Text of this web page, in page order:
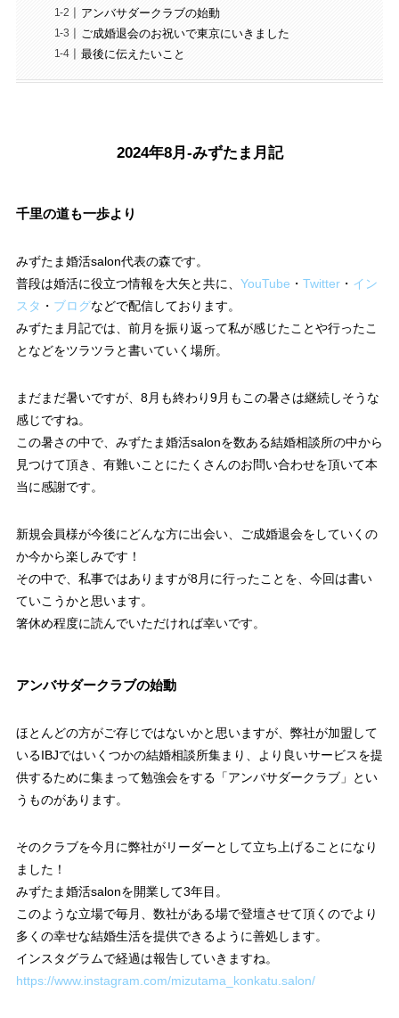
アンバサダークラブの始動
ご成婚退会のお祝いで東京にいきました
最後に伝えたいこと
2024年8月-みずたま月記
千里の道も一歩より
みずたま婚活salon代表の森です。
普段は婚活に役立つ情報を大矢と共に、 YouTube ・ Twitter・ イン
スタ ・ ブログなどで配信しております。
みずたま月記では、前月を振り返って私が感じたことや行ったこ
となどをツラツラと書いていく場所。
まだまだ暑いですが、8月も終わり9月もこの暑さは継続しそうな
感じですね。
この暑さの中で、みずたま婚活salonを数ある結婚相談所の中から
見つけて頂き、有難いことにたくさんのお問い合わせを頂いて本
当に感謝です。
新規会員様が今後にどんな方に出会い、ご成婚退会をしていくの
か今から楽しみです！
その中で、私事ではありますが8月に行ったことを、今回は書い
ていこうかと思います。
箸休め程度に読んでいただければ幸いです。
アンバサダークラブの始動
ほとんどの方がご存じではないかと思いますが、弊社が加盟して
いるIBJではいくつかの結婚相談所集まり、より良いサービスを提
供するために集まって勉強会をする「アンバサダークラブ」とい
うものがあります。
そのクラブを今月に弊社がリーダーとして立ち上げることになり
ました！
みずたま婚活salonを開業して3年目。
このような立場で毎月、数社がある場で登壇させて頂くのでより
多くの幸せな結婚生活を提供できるように善処します。
インスタグラムで経過は報告していきますね。
https://www.instagram.com/mizutama_konkatu.salon/